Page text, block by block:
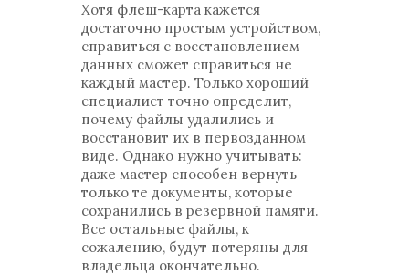
Хотя флеш-карта кажется
достаточно простым устройством,
справиться с восстановлением
данных сможет справиться не
каждый мастер. Только хороший
специалист точно определит,
почему файлы удалились и
восстановит их в первозданном
виде. Однако нужно учитывать:
даже мастер способен вернуть
только те документы, которые
сохранились в резервной памяти.
Все остальные файлы, к
сожалению, будут потеряны для
владельца окончательно.